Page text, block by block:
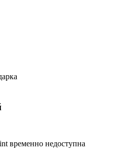
временно недоступна